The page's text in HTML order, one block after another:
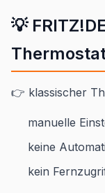
💡
👉 klassischer
manuelle
keine
kein